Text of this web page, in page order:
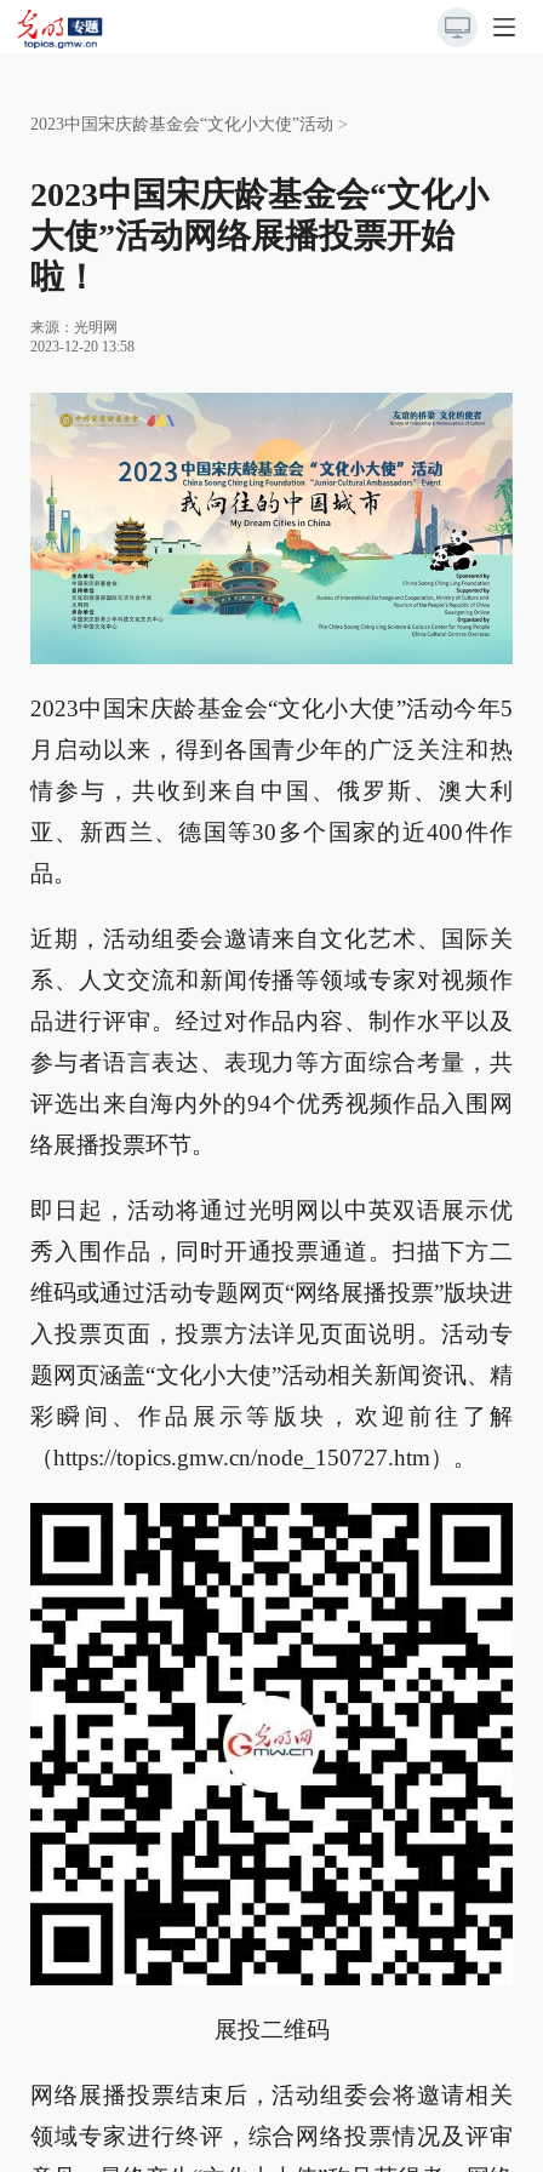
2023中国宋庆龄基金会“文化小大使”活动 >
2023中国宋庆龄基金会“文化小
大使”活动网络展播投票开始
啦！
来源： 光明网
2023-12-20 13:58
2023中国宋庆龄基金会“文化小大使”活动今年5
月启动以来，得到各国青少年的广泛关注和热
情参与，共收到来自中国、俄罗斯、澳大利
亚、新西兰、德国等30多个国家的近400件作
品。
近期，活动组委会邀请来自文化艺术、国际关
系、人文交流和新闻传播等领域专家对视频作
品进行评审。经过对作品内容、制作水平以及
参与者语言表达、表现力等方面综合考量，共
评选出来自海内外的94个优秀视频作品入围网
络展播投票环节。
即日起，活动将通过光明网以中英双语展示优
秀入围作品，同时开通投票通道。扫描下方二
维码或通过活动专题网页“网络展播投票”版块进
入投票页面，投票方法详见页面说明。活动专
题网页涵盖“文化小大使”活动相关新闻资讯、精
彩瞬间、作品展示等版块，欢迎前往了解
（https://topics.gmw.cn/node_150727.htm）。
展投二维码
网络展播投票结束后，活动组委会将邀请相关
领域专家进行终评，综合网络投票情况及评审